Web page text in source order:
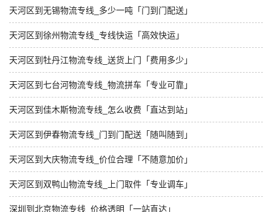
天河区到无锡物流专线_多少一吨「门到门配送」
天河区到徐州物流专线_专线快运「高效快运」
天河区到牡丹江物流专线_送货上门「费用多少」
天河区到七台河物流专线_物流拼车「专业可靠」
天河区到佳木斯物流专线_怎么收费「直达到站」
天河区到伊春物流专线_门到门配送「随叫随到」
天河区到大庆物流专线_价位合理「不随意加价」
天河区到双鸭山物流专线_上门取件「专业调车」
深圳到北京物流专线_价格透明「一站直达」